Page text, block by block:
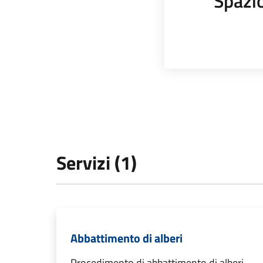
Servizi (1)
Abbattimento di alberi